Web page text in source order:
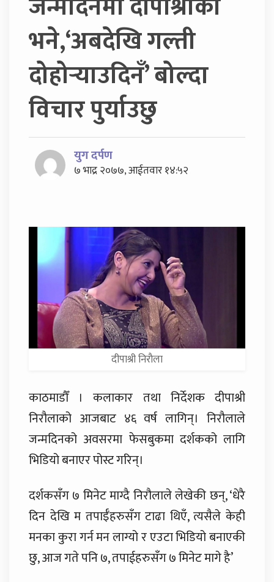
भने,‘अबदेखि गल्ती
दोहोर्‍याउदिनँ’ बोल्दा
विचार पुर्याउछु
युग दर्पण
७ भाद्र २०७७, आईतवार १४:५२
दीपाश्री निराैला
काठमाडौँ । कलाकार तथा निर्देशक दीपाश्री
निरौलाको आजबाट ४६ वर्ष लागिन्। निरौलाले
जन्मदिनको अवसरमा फेसबुकमा दर्शकको लागि
भिडियो बनाएर पोस्ट गरिन्।
दर्शकसँग ७ मिनेट माग्दै निरौलाले लेखेकी छन्, ‘धेरै
दिन देखि म तपाईँहरुसँग टाढा थिएँ, त्यसैले केही
मनका कुरा गर्न मन लाग्यो र एउटा भिडियो बनाएकी
छु, आज गते पनि ७, तपाईहरुसँग ७ मिनेट मागे है’